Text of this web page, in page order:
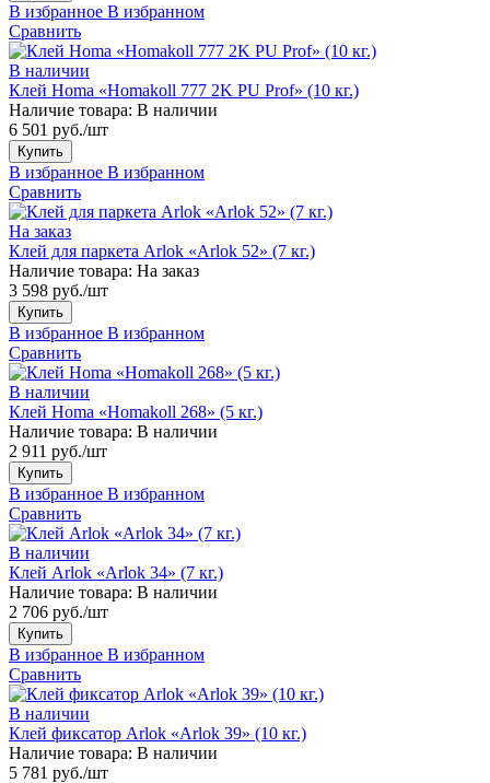
В избранное В избранном
Сравнить
В наличии
Клей Homa «Homakoll 777 2K PU Prof» (10 кг.)
Наличие товара: В наличии
6 501 руб./шт
Купить
В избранное В избранном
Сравнить
На заказ
Клей для паркета Arlok «Arlok 52» (7 кг.)
Наличие товара: На заказ
3 598 руб./шт
Купить
В избранное В избранном
Сравнить
В наличии
Клей Homa «Homakoll 268» (5 кг.)
Наличие товара: В наличии
2 911 руб./шт
Купить
В избранное В избранном
Сравнить
В наличии
Клей Arlok «Arlok 34» (7 кг.)
Наличие товара: В наличии
2 706 руб./шт
Купить
В избранное В избранном
Сравнить
В наличии
Клей фиксатор Arlok «Arlok 39» (10 кг.)
Наличие товара: В наличии
5 781 руб./шт